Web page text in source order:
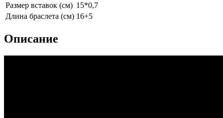
Размер вставок (см) 15*0,7
Длина браслета (см) 16+5
Описание